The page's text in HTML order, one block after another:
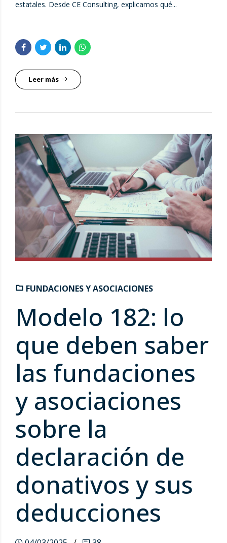
estatales. Desde CE Consulting, explicamos qué...
Leer más
FUNDACIONES Y ASOCIACIONES
Modelo 182: lo
que deben saber
las fundaciones
y asociaciones
sobre la
declaración de
donativos y sus
deducciones